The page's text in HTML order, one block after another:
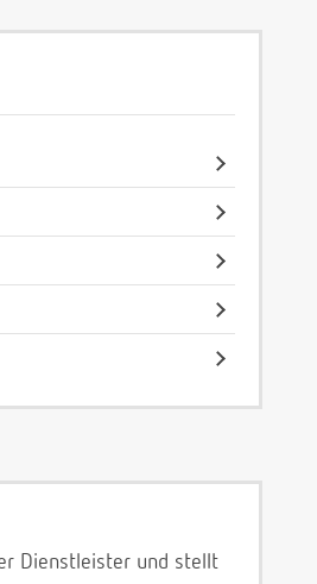
Dienstleister und stellt